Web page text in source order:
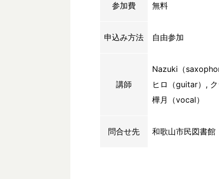
参加費 無料
申込み方法 自由参加
講師
Nazuki（
ヒロ（guitar）,
樺月（vocal）
問合せ先 和歌山市民図書館